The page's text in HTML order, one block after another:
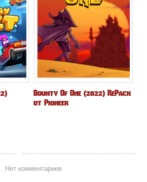
Bounty Of One (2022) RePack
от Pioneer
Нет комментариев